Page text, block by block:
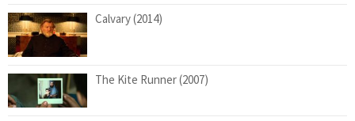
Calvary (2014)
The Kite Runner (2007)